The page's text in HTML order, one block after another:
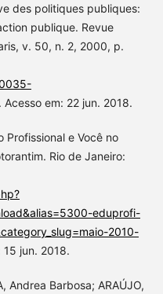
des politiques publiques:
publique. Revue
v. 50, n. 2, 2000, p.
Acesso em: 22 jun. 2018.
Profissional e Você no
Rio de Janeiro:
eduprofi-
2010-
15 jun. 2018.
Andrea Barbosa; ARAÚJO,